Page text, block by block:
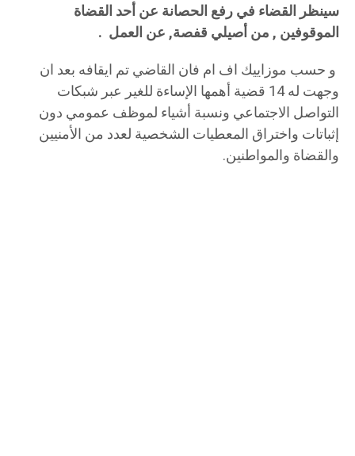
سينظر القضاء في رفع الحصانة عن أحد القضاة
الموقوفين , من أصيلي قفصة, عن العمل .
و حسب موزاييك اف ام فان القاضي تم ايقافه بعد ان
وجهت له 14 قضية أهمها الإساءة للغير عبر شبكات
التواصل الاجتماعي ونسبة أشياء لموظف عمومي دون
إثباتات واختراق المعطيات الشخصية لعدد من الأمنيين
والقضاة والمواطنين.